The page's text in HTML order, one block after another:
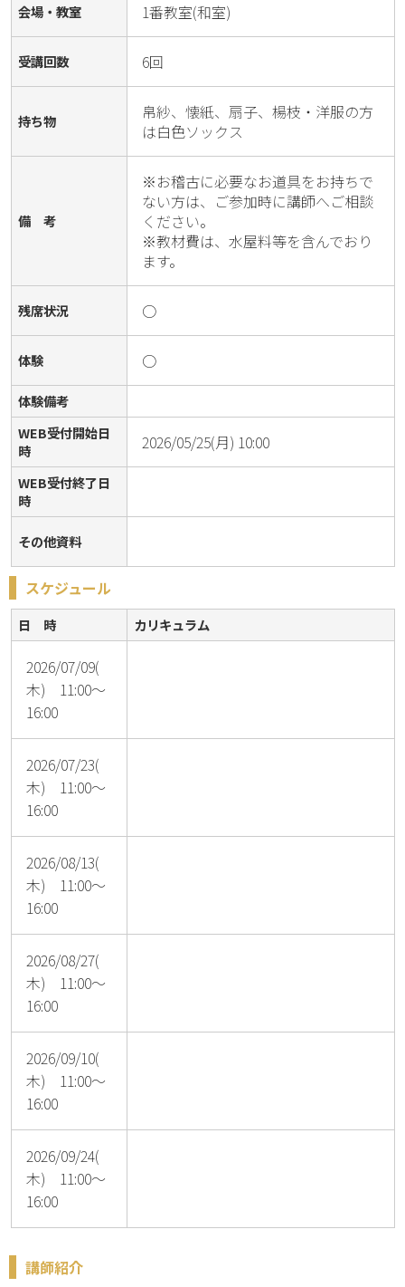
会場・教室 1番教室(和室)
受講回数 6回
持ち物
帛紗、懐紙、扇子、楊枝・洋服の方
は白色ソックス
備 考
※お稽古に必要なお道具をお持ちで
ない方は、ご参加時に講師へご相談
ください。
※教材費は、水屋料等を含んでおり
ます。
残席状況 ○
体験 ○
体験備考
WEB受付開始日
時
2026/05/25(月) 10:00
WEB受付終了日
時
その他資料
スケジュール
日 時 カリキュラム
2026/07/09(
木) 11:00～
16:00
2026/07/23(
木) 11:00～
16:00
2026/08/13(
木) 11:00～
16:00
2026/08/27(
木) 11:00～
16:00
2026/09/10(
木) 11:00～
16:00
2026/09/24(
木) 11:00～
16:00
講師紹介